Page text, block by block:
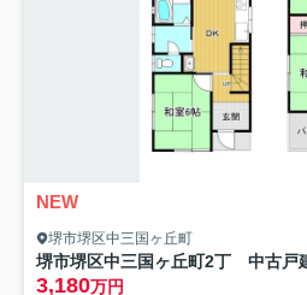
NEW
堺市堺区中三国ヶ丘町
堺市堺区中三国ヶ丘町2丁 中古戸
3,180万円